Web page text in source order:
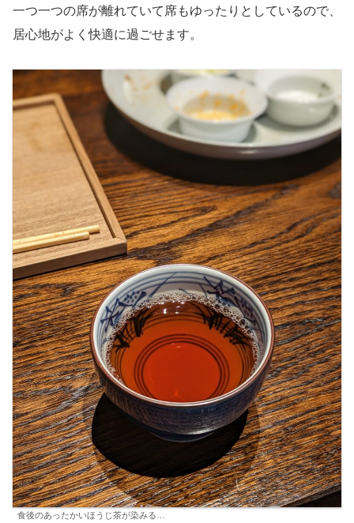
一つ一つの席が離れていて席もゆったりとしているので、
居心地がよく快適に過ごせます。
食後のあったかいほうじ茶が染みる…